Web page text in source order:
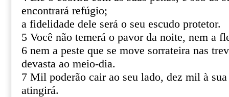
encontrará refúgio;
a fidelidade dele será o seu escudo protetor.
5 Você não temerá o pavor da noite, nem a
6 nem a peste que se move sorrateira nas
devasta ao meio-dia.
7 Mil poderão cair ao seu lado, dez mil à
atingirá.